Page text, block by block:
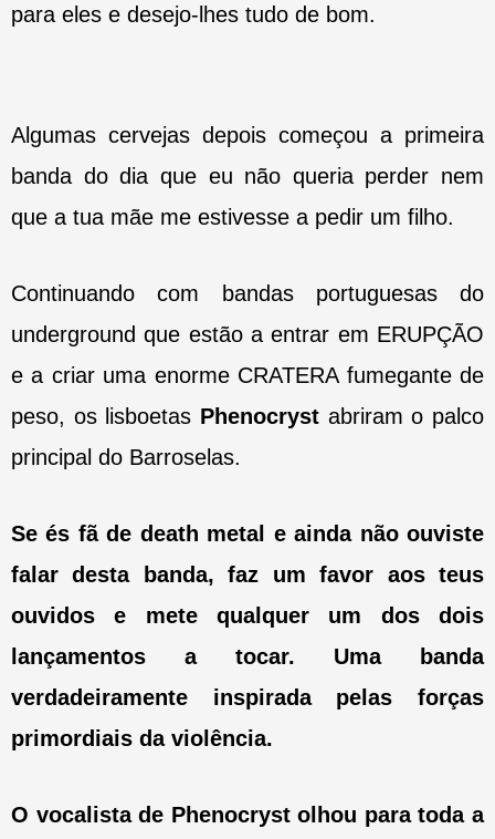
para eles e desejo-lhes tudo de bom.
Algumas cervejas depois começou a primeira
banda do dia que eu não queria perder nem
que a tua mãe me estivesse a pedir um filho.
Continuando com bandas portuguesas do
underground que estão a entrar em ERUPÇÃO
e a criar uma enorme CRATERA fumegante de
peso, os lisboetas Phenocryst abriram o palco
principal do Barroselas.
Se és fã de death metal e ainda não ouviste
falar desta banda, faz um favor aos teus
ouvidos e mete qualquer um dos dois
lançamentos a tocar. Uma banda
verdadeiramente inspirada pelas forças
primordiais da violência.
O vocalista de Phenocryst olhou para toda a